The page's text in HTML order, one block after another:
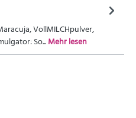
VollMILCHpulver,
So...Mehr lesen